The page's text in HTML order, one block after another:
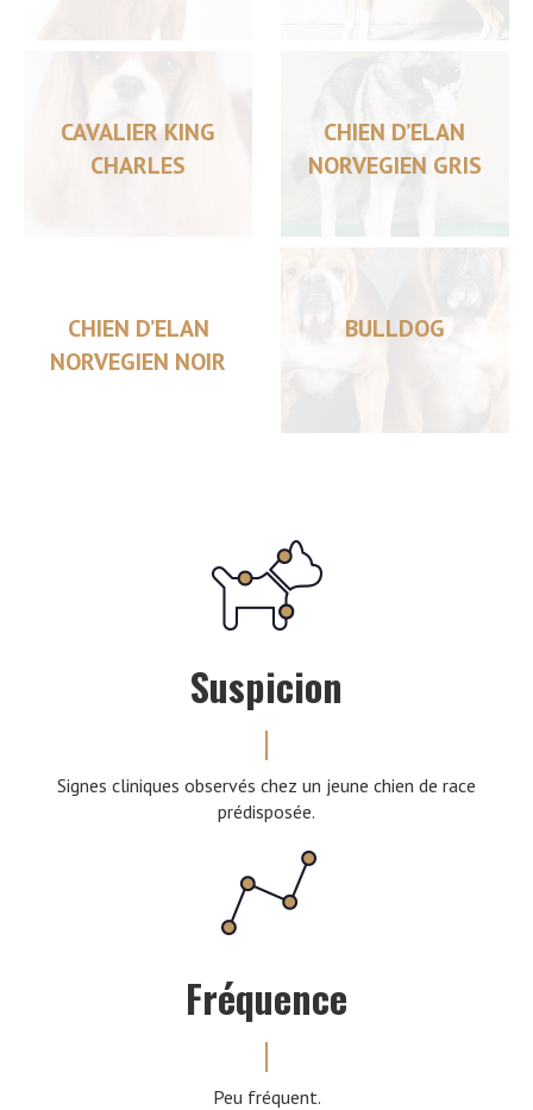
CAVALIER KING
CHARLES
CHIEN D’ELAN
NORVEGIEN GRIS
CHIEN D’ELAN
NORVEGIEN NOIR
BULLDOG
Suspicion
Signes cliniques observés chez un jeune chien de race
prédisposée.
Fréquence
Peu fréquent.